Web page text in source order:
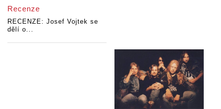
Recenze
RECENZE: Josef Vojtek se
dělí o...